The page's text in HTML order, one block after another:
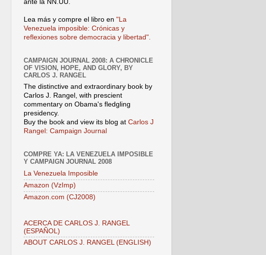
ante la NN.UU.
Lea más y compre el libro en "La
Venezuela imposible: Crónicas y
reflexiones sobre democracia y libertad".
CAMPAIGN JOURNAL 2008: A CHRONICLE
OF VISION, HOPE, AND GLORY, BY
CARLOS J. RANGEL
The distinctive and extraordinary book by
Carlos J. Rangel, with prescient
commentary on Obama's fledgling
presidency.
Buy the book and view its blog at Carlos J
Rangel: Campaign Journal
COMPRE YA: LA VENEZUELA IMPOSIBLE
Y CAMPAIGN JOURNAL 2008
La Venezuela Imposible
Amazon (VzImp)
Amazon.com (CJ2008)
ACERCA DE CARLOS J. RANGEL
(ESPAÑOL)
ABOUT CARLOS J. RANGEL (ENGLISH)